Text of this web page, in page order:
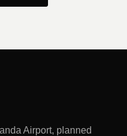
Airport, planned